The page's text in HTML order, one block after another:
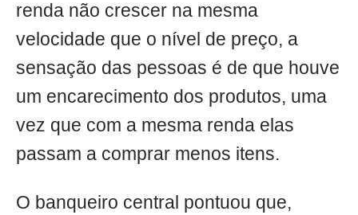
renda não crescer na mesma
velocidade que o nível de preço, a
sensação das pessoas é de que houve
um encarecimento dos produtos, uma
vez que com a mesma renda elas
passam a comprar menos itens.
O banqueiro central pontuou que,